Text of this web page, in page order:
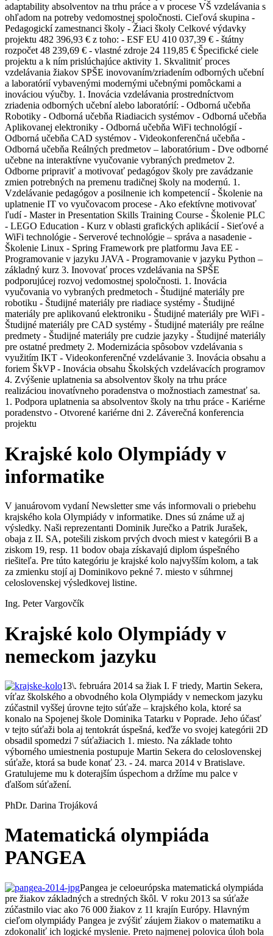
adaptability absolventov na trhu práce a v procese VŠ vzdelávania s
ohľadom na potreby vedomostnej spoločnosti. Cieľová skupina -
Pedagogickí zamestnanci školy - Žiaci školy Celkové výdavky
projektu ​482 396,93 € z toho: - ESF EU ​410 037,39 € - štátny
rozpočet​ 48 239,69 € - vlastné zdroje ​24 119,85 € Špecifické ciele
projektu a k ním prislúchajúce aktivity 1. Skvalitniť proces
vzdelávania žiakov SPŠE inovovaním/zriadením odborných učební
a laboratórií vybavenými modernými učebnými pomôckami a
inováciou výučby. 1. Inovácia vzdelávania prostredníctvom
zriadenia odborných učební alebo laboratórií: - Odborná učebňa
Robotiky - Odborná učebňa Riadiacich systémov - Odborná učebňa
Aplikovanej elektroniky - Odborná učebňa WiFi technológií -
Odborná učebňa CAD systémov - Videokonferenčná učebňa -
Odborná učebňa Reálných predmetov – laboratórium - Dve odborné
učebne na interaktívne vyučovanie vybraných predmetov 2.
Odborne pripraviť a motivovať pedagógov školy pre zavádzanie
zmien potrebných na premenu tradičnej školy na modernú. 1.
Vzdelávanie pedagógov a posilnenie ich kompetencií - Školenie na
uplatnenie IT vo vyučovacom procese - Ako efektívne motivovať
ľudí - Master in Presentation Skills Training Course - Školenie PLC
- LEGO Education - Kurz v oblasti grafických aplikácií - Sieťové a
WiFi technológie - Serverové technológie – správa a nasadenie -
Školenie Linux - Spring Framework pre platformu Java EE -
Programovanie v jazyku JAVA - Programovanie v jazyku Python –
základný kurz 3. Inovovať proces vzdelávania na SPŠE
podporujúcej rozvoj vedomostnej spoločnosti. 1. Inovácia
vyučovania vo vybraných predmetoch - Študijné materiály pre
robotiku - Študijné materiály pre riadiace systémy - Študijné
materiály pre aplikovanú elektroniku - Študijné materiály pre WiFi -
Študijné materiály pre CAD systémy - Študijné materiály pre reálne
predmety - Študijné materiály pre cudzie jazyky - Študijné materiály
pre ostatné predmety 2. Modernizácia spôsobov vzdelávania s
využitím IKT - Videokonferenčné vzdelávanie 3. Inovácia obsahu a
foriem ŠkVP - Inovácia obsahu Školských vzdelávacích programov
4. Zvýšenie uplatnenia sa absolventov školy na trhu práce
realizáciou inovatívneho poradenstva o možnostiach zamestnať sa.
1. Podpora uplatnenia sa absolventov školy na trhu práce - Kariérne
poradenstvo - Otvorené kariérne dni 2. Záverečná konferencia
projektu
Krajské kolo Olympiády v
informatike
V januárovom vydaní Newsletter sme vás informovali o priebehu
krajského kola Olympiády v informatike. Dnes sú známe už aj
výsledky. Naši reprezentanti Dominik Jurečko a Patrik Jurašek,
obaja z II. SA, potešili ziskom prvých dvoch miest v kategórii B a
ziskom 19, resp. 11 bodov obaja získavajú diplom úspešného
riešiteľa. Pre túto kategóriu je krajské kolo najvyšším kolom, a tak
za zmienku stojí aj Dominikovo pekné 7. miesto v súhrnnej
celoslovenskej výsledkovej listine.
Ing. Peter Vargovčík
Krajské kolo Olympiády v
nemeckom jazyku
13\. februára 2014 sa žiak I. F triedy, Martin Sekera,
víťaz školského a obvodného kola Olympiády v nemeckom jazyku
zúčastnil vyššej úrovne tejto súťaže – krajského kola, ktoré sa
konalo na Spojenej škole Dominika Tatarku v Poprade. Jeho účasť
v tejto súťaži bola aj tentokrát úspešná, keďže vo svojej kategórii 2D
obsadil spomedzi 7 súťažiacich 1. miesto. Na základe tohto
výborného umiestnenia postupuje Martin Sekera do celoslovenskej
súťaže, ktorá sa bude konať 23. - 24. marca 2014 v Bratislave.
Gratulujeme mu k doterajším úspechom a držíme mu palce v
ďalšom súťažení.
PhDr. Darina Trojáková
Matematická olympiáda
PANGEA
Pangea je celoeurópska matematická olympiáda
pre žiakov základných a stredných škôl. V roku 2013 sa súťaže
zúčastnilo viac ako 76 000 žiakov z 11 krajín Európy. Hlavným
cieľom olympiády Pangea je zvýšiť záujem žiakov o matematiku a
zdokonaliť ich logické myslenie. Preto najmenej polovica úloh bola